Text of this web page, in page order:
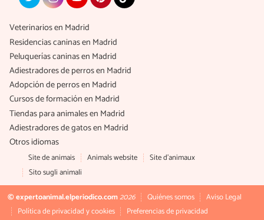
Veterinarios en Madrid
Residencias caninas en Madrid
Peluquerías caninas en Madrid
Adiestradores de perros en Madrid
Adopción de perros en Madrid
Cursos de formación en Madrid
Tiendas para animales en Madrid
Adiestradores de gatos en Madrid
Otros idiomas
Site de animais Animals website
Site d'animaux
Sito sugli animali
© expertoanimal.elperiodico.com2026 Quiénes somos
Aviso Legal
Política de privacidad y cookies
Preferencias de privacidad